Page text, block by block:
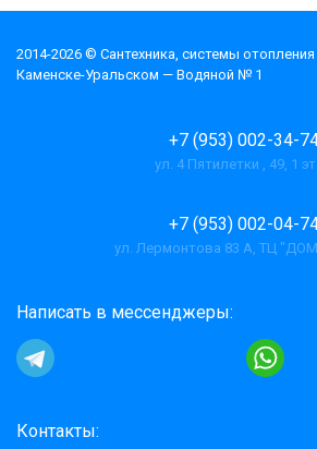
2014-2026 © Cантехника, системы
Каменске-Уральском — Водяной № 1
+7 (953) 002-34-
ул. 4 Пятилетки , 49, 1
+7 (953) 002-04-
ул. Лермонтова 83 А, ТЦ
Написать в мессенджеры:
Контакты: